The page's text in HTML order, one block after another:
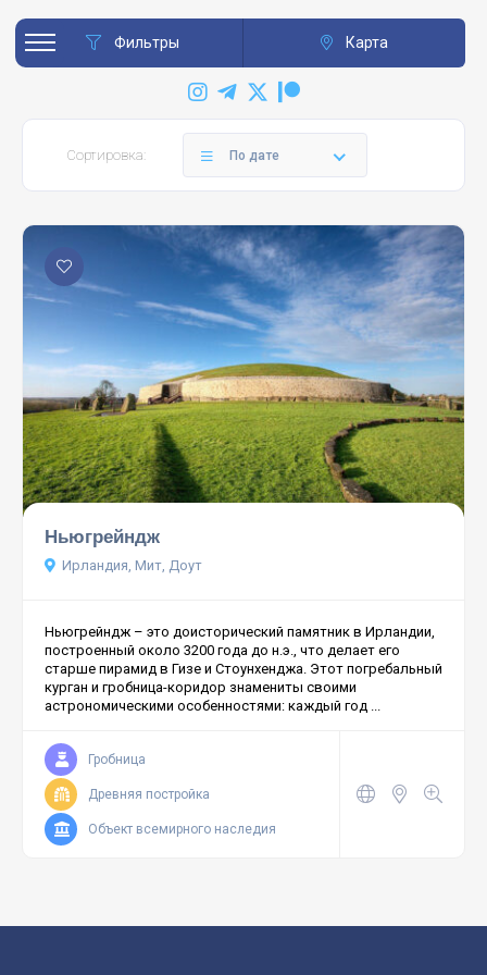
Фильтры Карта
Сортировка: По дате
Ньюгрейндж
Ирландия, Мит, Доут
Ньюгрейндж – это доисторический памятник в Ирландии,
построенный около 3200 года до н.э., что делает его
старше пирамид в Гизе и Стоунхенджа. Этот погребальный
курган и гробница-коридор знамениты своими
астрономическими особенностями: каждый год ...
Гробница
Древняя постройка
Объект всемирного наследия